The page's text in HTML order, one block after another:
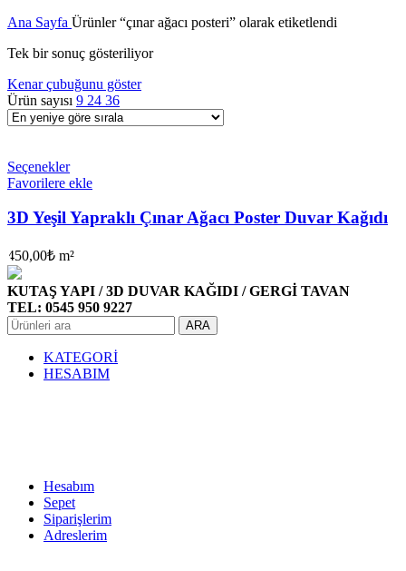
Ana Sayfa Ürünler “çınar ağacı posteri” olarak etiketlendi
Tek bir sonuç gösteriliyor
Kenar çubuğunu göster
Ürün sayısı 9 24 36
Seçenekler
Favorilere ekle
3D Yeşil Yapraklı Çınar Ağacı Poster Duvar Kağıdı
450,00₺ m²
KUTAŞ YAPI / 3D DUVAR KAĞIDI / GERGİ TAVAN
TEL: 0545 950 9227
ARA
KATEGORİ
HESABIM
Hesabım
Sepet
Siparişlerim
Adreslerim